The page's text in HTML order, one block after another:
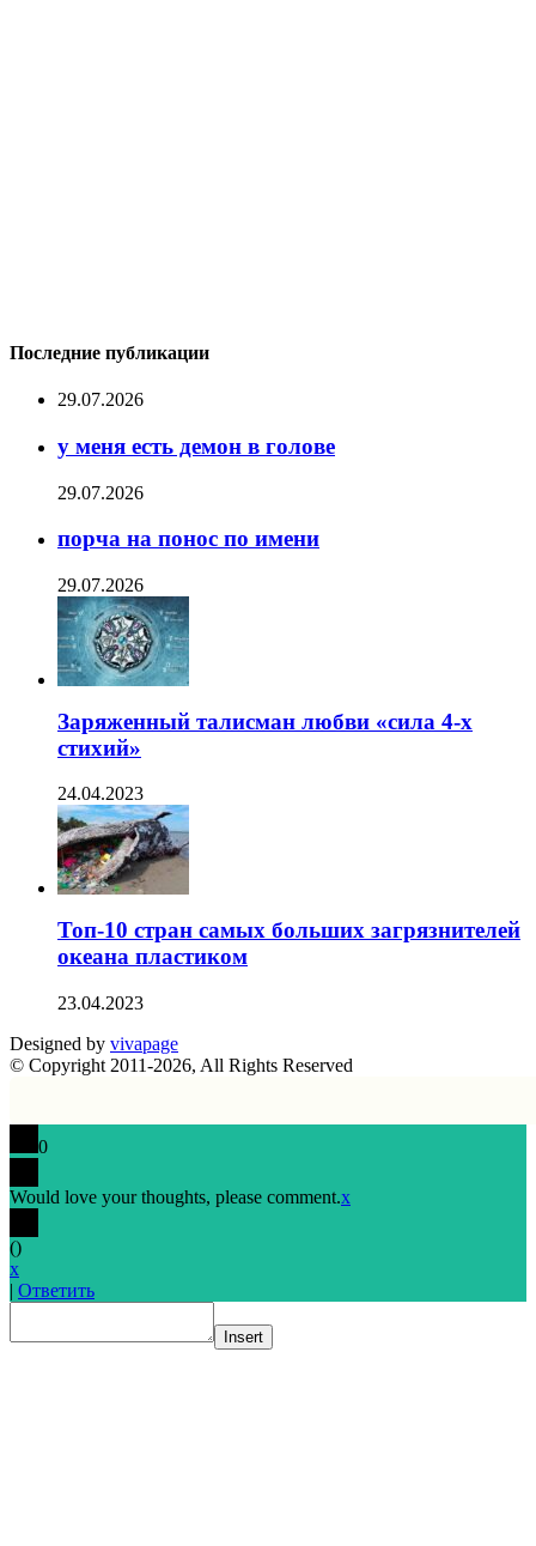
Последние публикации
29.07.2026
у меня есть демон в голове
29.07.2026
порча на понос по имени
29.07.2026
Заряженный талисман любви «сила 4-х
стихий»
24.04.2023
Топ-10 стран самых больших загрязнителей
океана пластиком
23.04.2023
Designed by vivapage
© Copyright 2011-2026, All Rights Reserved
0
Would love your thoughts, please comment.x
()
x
| Ответить
Insert